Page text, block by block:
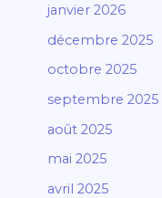
janvier 2026
décembre 2025
octobre 2025
septembre 2025
août 2025
mai 2025
avril 2025